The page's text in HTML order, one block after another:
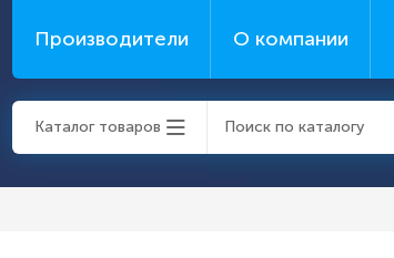
Производители О компании
Каталог товаров